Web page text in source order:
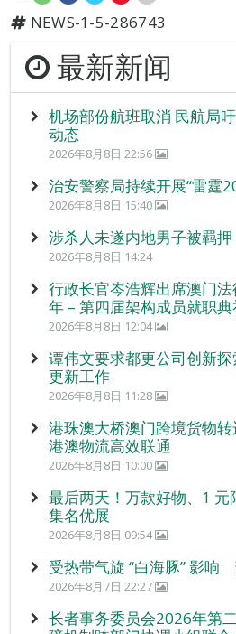
NEWS-1-5-286743
最新新闻
机场部份航班取消 民航局
动态
2026年8月8日 22:56
治安警察局持续开展“雷霆
2026年8月8日 15:40
涉杀人未遂内地男子被羁押
2026年8月8日 14:24
行政长官岑浩辉出席澳门
年 – 第四届架构成员就职典
2026年8月8日 12:04
谭伟文要求都更公司创新
更新工作
2026年8月8日 11:28
港珠澳大桥澳门跨境货物
港澳物流高效联通
2026年8月8日 10:00
最后两天！万款好物、1 元
集名优展
2026年8月8日 09:54
受热带气旋 “白海豚” 影响
2026年8月7日 22:27
长者事务委员会2026年第